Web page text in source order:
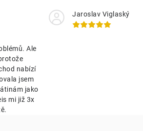
Ale
nabízí
jsem
jako
mi již 3x
Jaroslav Viglaský